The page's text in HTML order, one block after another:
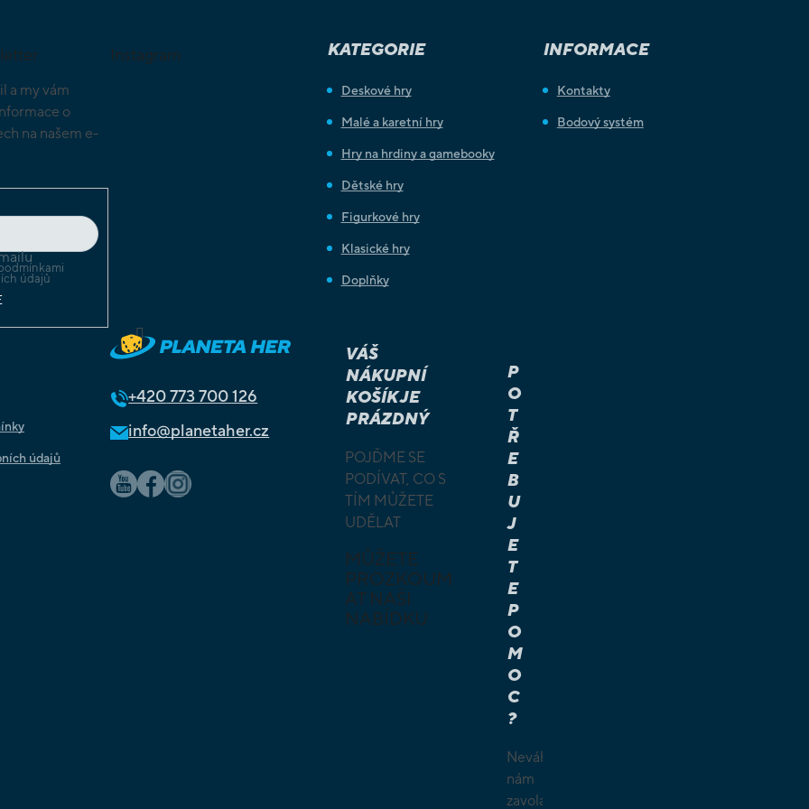
a my vám
o
na našem e-
údajů
Instagram KATEGORIE
Deskové hry
Malé a karetní hry
Hry na hrdiny a gamebooky
Dětské hry
Figurkové hry
Klasické hry
Doplňky
INFORMACE
Kontakty
Bodový systém
údajů
+420773 700 126
info@planetaher.cz
VÁŠ
NÁKUPNÍ
KOŠÍK JE
PRÁZDNÝ
POJĎME SE
PODÍVAT, CO S
TÍM MŮŽETE
UDĚLAT
MŮŽETE
PROZKOUM
AT NAŠI
NABÍDKU
P
O
T
Ř
E
B
U
J
E
T
E
P
O
M
O
C
?
Neváhejte
nám
zavolat.